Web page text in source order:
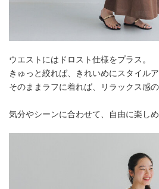
ウエストにはドロスト仕様をプラス。
きゅっと絞れば、きれいめにスタイルア
そのままラフに着れば、リラックス感の
気分やシーンに合わせて、自由に楽しめ